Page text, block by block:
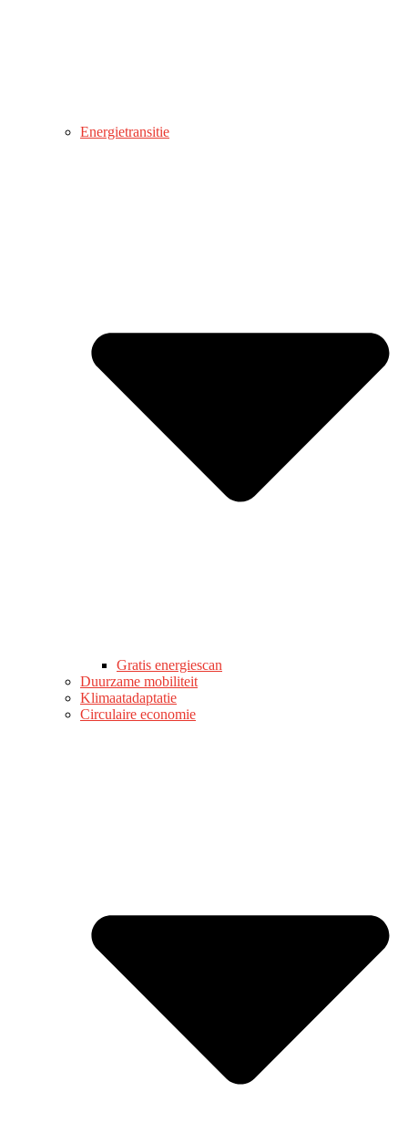
Energietransitie
Gratis energiescan
Duurzame mobiliteit
Klimaatadaptatie
Circulaire economie